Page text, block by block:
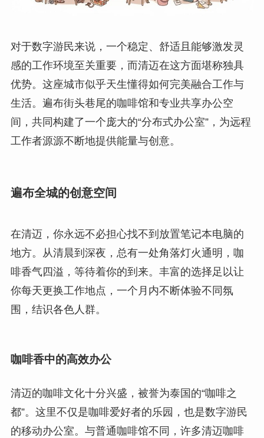
对于数字游民来说，一个稳定、舒适且能够激发灵
感的工作环境至关重要，而清迈在这方面堪称独具
优势。这座城市似乎天生懂得如何完美融合工作与
生活。遍布街头巷尾的咖啡馆和专业共享办公空
间，共同构建了一个庞大的“分布式办公室”，为远程
工作者源源不断地提供能量与创意。
遍布全城的创意空间
在清迈，你永远不必担心找不到放置笔记本电脑的
地方。从清晨到深夜，总有一处角落灯火通明，咖
啡香气四溢，等待着你的到来。丰富的选择足以让
你每天更换工作地点，一个月内不断体验不同氛
围，结识各色人群。
咖啡香中的高效办公
清迈的咖啡文化十分兴盛，被誉为泰国的“咖啡之
都”。这里不仅是咖啡爱好者的乐园，也是数字游民
的移动办公室。与普通咖啡馆不同，许多清迈咖啡